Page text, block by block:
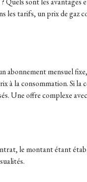
les tarifs, un prix de gaz
abonnement mensuel
à la consommation. Si la
Une offre complexe
le montant étant